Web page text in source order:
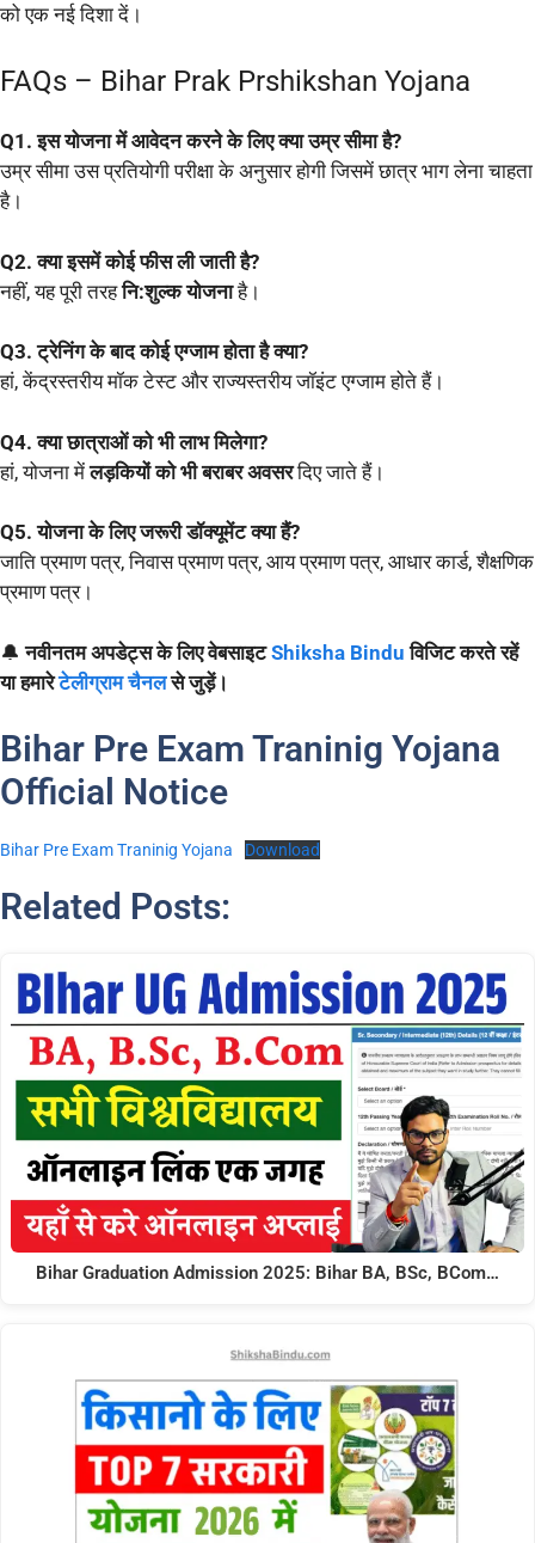
को एक नई दिशा दें।
FAQs – Bihar Prak Prshikshan Yojana
Q1. इस योजना में आवेदन करने के लिए क्या उम्र सीमा है?
उम्र सीमा उस प्रतियोगी परीक्षा के अनुसार होगी जिसमें छात्र भाग लेना चाहता
है।
Q2. क्या इसमें कोई फीस ली जाती है?
नहीं, यह पूरी तरहनि:शुल्क योजनाहै।
Q3. ट्रेनिंग के बाद कोई एग्जाम होता है क्या?
हां, केंद्रस्तरीय मॉक टेस्ट और राज्यस्तरीय जॉइंट एग्जाम होते हैं।
Q4. क्या छात्राओं को भी लाभ मिलेगा?
हां, योजना मेंलड़कियों को भी बराबर अवसरदिए जाते हैं।
Q5. योजना के लिए जरूरी डॉक्यूमेंट क्या हैं?
जाति प्रमाण पत्र, निवास प्रमाण पत्र, आय प्रमाण पत्र, आधार कार्ड, शैक्षणिक
प्रमाण पत्र।
🔔नवीनतम अपडेट्स के लिए वेबसाइटShiksha Bindu विजिट करते रहें
या हमारेटेलीग्राम चैनल से जुड़ें।
Bihar Pre Exam Traninig Yojana
Official Notice
Bihar Pre Exam Traninig Yojana Download
Related Posts:
Bihar Graduation Admission 2025: Bihar BA, BSc, BCom…